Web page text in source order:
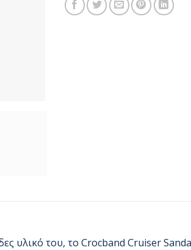
υλικό του, το Crocband Cruiser